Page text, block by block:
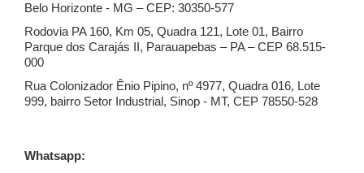
Belo Horizonte - MG – CEP: 30350-577
Rodovia PA 160, Km 05, Quadra 121, Lote 01, Bairro
Parque dos Carajás II, Parauapebas – PA – CEP 68.515-
000
Rua Colonizador Ênio Pipino, nº 4977, Quadra 016, Lote
999, bairro Setor Industrial, Sinop - MT, CEP 78550-528
Whatsapp: